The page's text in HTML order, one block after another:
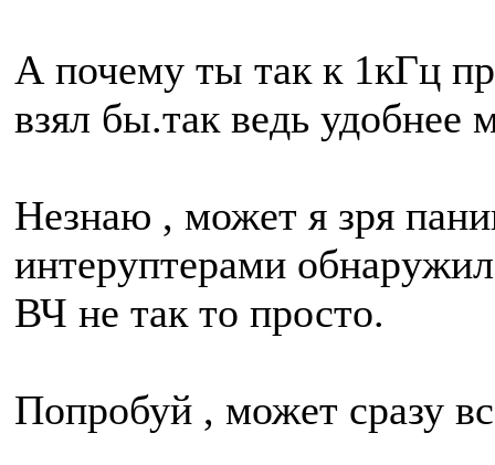
А почему ты так к 1кГц
взял бы.так ведь удобнее
Незнаю , может я зря
интеруптерами
ВЧ не так то просто.
Попробуй , может сразу